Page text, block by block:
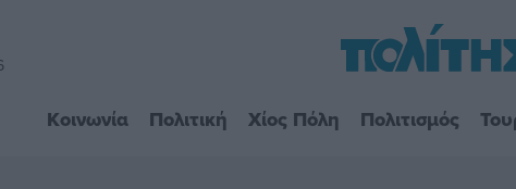
Κοινωνία Πολιτική Χίος Πόλη Πολιτισμός